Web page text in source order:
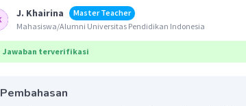
J. Khairina
Master Teacher
Mahasiswa/Alumni Universitas Pendidikan Indonesia
Jawaban terverifikasi
Pembahasan